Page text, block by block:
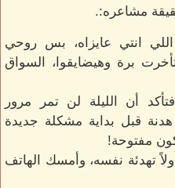
مشاعره:.
انتي عايزاه، بس روحي
برة وهيضايقوا، السواق
أن الليلة لن تمر مرور
قبل بداية مشكلة جديدة
مفتوحة!
تهدئة نفسه، وأمسك الهاتف